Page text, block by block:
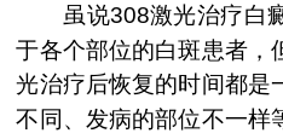
虽说308激光治疗白癜
于各个部位的白斑患者，
光治疗后恢复的时间都是
不同、发病的部位不一样